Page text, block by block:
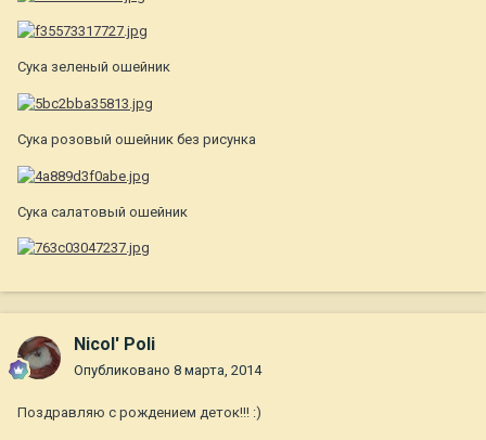
Сука зеленый ошейник
Сука розовый ошейник без рисунка
Сука салатовый ошейник
Nicol' Poli
Опубликовано 8 марта, 2014
Поздравляю с рождением деток!!! :)